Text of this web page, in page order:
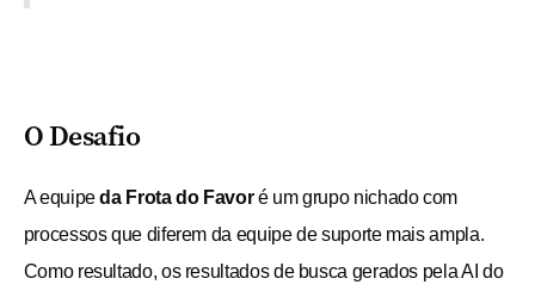
O Desafio
A equipeda Frota do Favoré um grupo nichado com
processos que diferem da equipe de suporte mais ampla.
Como resultado, os resultados de busca gerados pela AI do